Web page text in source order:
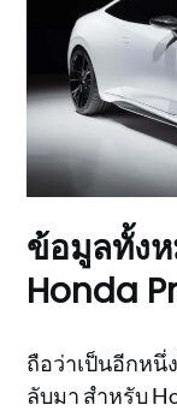
ข้อมูลทั้งห
Honda
ถือว่าเป็นอีกหนึ่
ลับมา สำหรับ